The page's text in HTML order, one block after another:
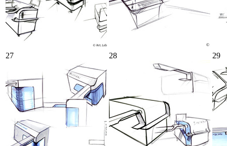
27 28 29